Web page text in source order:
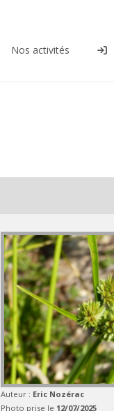
Nos activités
Auteur : Eric Nozérac
Photo prise le 12/07/2025